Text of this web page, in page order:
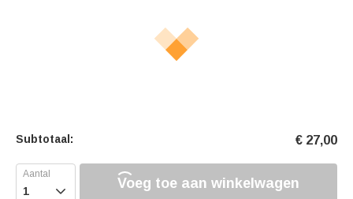
Subtotaal: € 27,00
 Voeg toe aan winkelwagen